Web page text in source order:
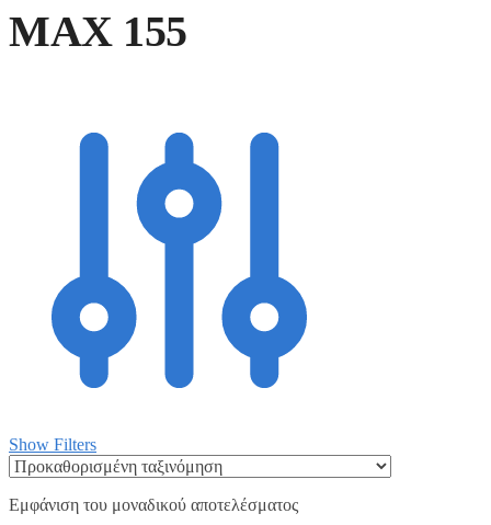
MAX 155
Show Filters
Εμφάνιση του μοναδικού αποτελέσματος